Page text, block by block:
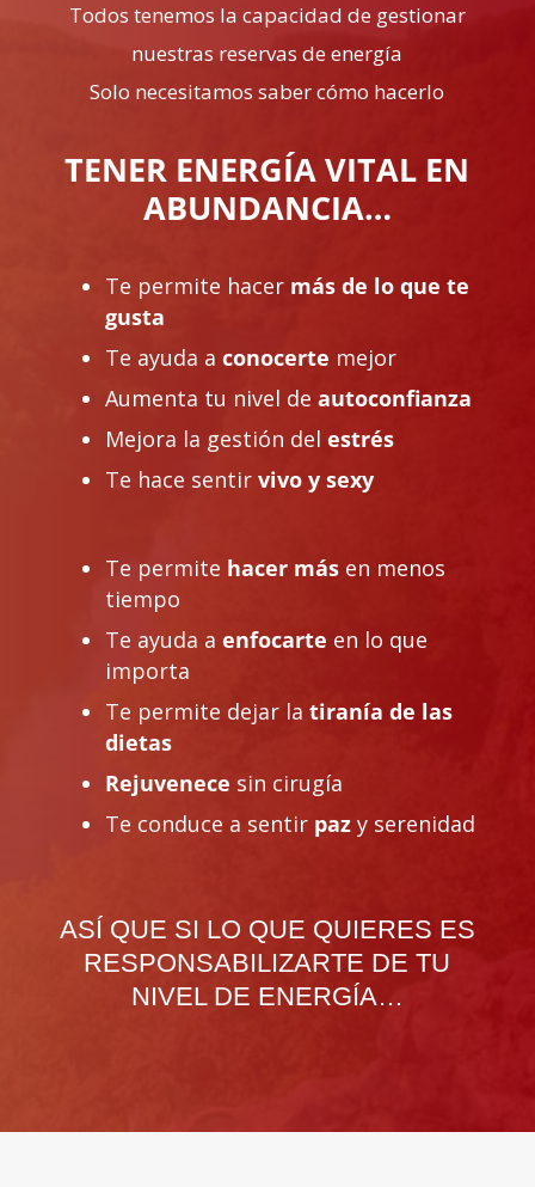
Todos tenemos la capacidad de gestionar
nuestras reservas de energía
Solo necesitamos saber cómo hacerlo
TENER ENERGÍA VITAL EN
ABUNDANCIA…
Te permite hacer más de lo que te
gusta
Te ayuda a conocerte mejor
Aumenta tu nivel de autoconfianza
Mejora la gestión del estrés
Te hace sentir vivo y sexy
Te permite hacer másen menos
tiempo
Te ayuda a enfocarte en lo que
importa
Te permite dejar la tiranía de las
dietas
Rejuvenece sin cirugía
Te conduce a sentir pazy serenidad
ASÍ QUE SI LO QUE QUIERES ES
RESPONSABILIZARTE DE TU
NIVEL DE ENERGÍA…